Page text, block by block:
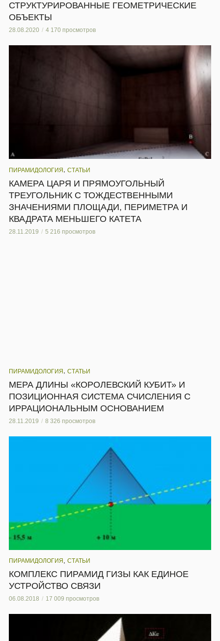
СТРУКТУРИРОВАННЫЕ ГЕОМЕТРИЧЕСКИЕ
ОБЪЕКТЫ
28.08.2020 4 170 просмотров
ПИРАМИДОЛОГИЯ, СТАТЬИ
КАМЕРА ЦАРЯ И ПРЯМОУГОЛЬНЫЙ
ТРЕУГОЛЬНИК С ТОЖДЕСТВЕННЫМИ
ЗНАЧЕНИЯМИ ПЛОЩАДИ, ПЕРИМЕТРА И
КВАДРАТА МЕНЬШЕГО КАТЕТА
28.11.2019 5 216 просмотров
ПИРАМИДОЛОГИЯ, СТАТЬИ
МЕРА ДЛИНЫ «КОРОЛЕВСКИЙ КУБИТ» И
ПОЗИЦИОННАЯ СИСТЕМА СЧИСЛЕНИЯ С
ИРРАЦИОНАЛЬНЫМ ОСНОВАНИЕМ
28.11.2019 8 326 просмотров
ПИРАМИДОЛОГИЯ СТАТЬИ
КОМПЛЕКС ПИРАМИД ГИЗЫ КАК ЕДИНОЕ
УСТРОЙСТВО СВЯЗИ
06.08.2018 17 009 просмотров